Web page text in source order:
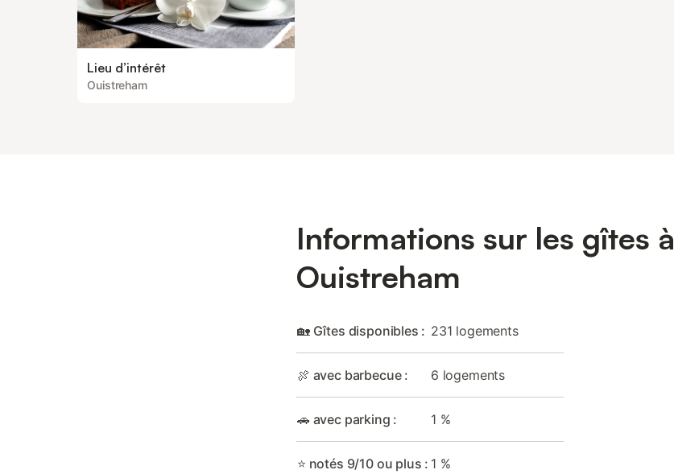
Lieu d’intérêt
Ouistreham
Informations sur les gîtes à
Ouistreham
🏡 Gîtes disponibles : 231 logements
🍖 avec barbecue : 6 logements
🚗 avec parking : 1 %
⭐ notés 9/10 ou plus : 1 %